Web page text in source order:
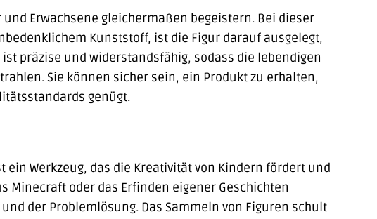
Erwachsene gleichermaßen begeistern. Bei dieser
Kunststoff, ist die Figur darauf ausgelegt,
präzise und widerstandsfähig, sodass die lebendigen
Sie können sicher sein, ein Produkt zu erhalten,
genügt.
Werkzeug, das die Kreativität von Kindern fördert und
Minecraft oder das Erfinden eigener Geschichten
der Problemlösung. Das Sammeln von Figuren schult